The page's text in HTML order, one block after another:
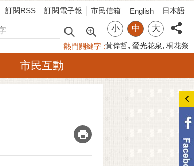
訂閱RSS 訂閱電子報 市民信箱 English 日本語
小 中 大
熱門關鍵字 黃偉哲 螢光花泉 桐花祭
市民互動
_